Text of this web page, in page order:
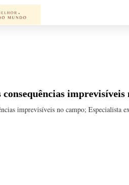
imprevisíveis
imprevisíveis no campo; Especialista